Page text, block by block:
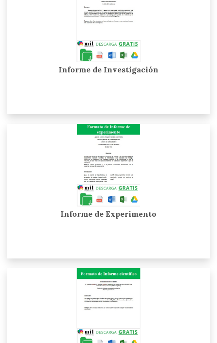
Informe de Investigación
Informe de Experimento